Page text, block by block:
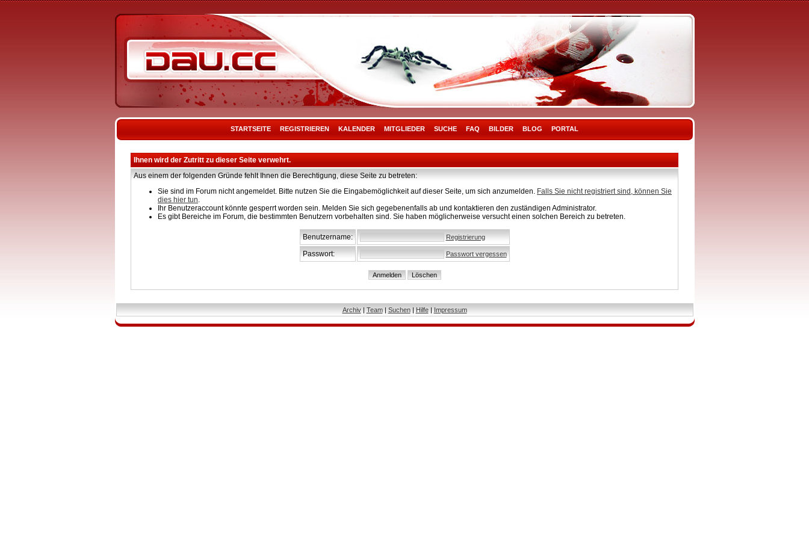
STARTSEITE REGISTRIEREN KALENDER MITGLIEDER SUCHE FAQ BILDER BLOG PORTAL
Ihnen wird der Zutritt zu dieser Seite verwehrt.
Aus einem der folgenden Gründe fehlt Ihnen die Berechtigung, diese Seite zu betreten:
Sie sind im Forum nicht angemeldet. Bitte nutzen Sie die Eingabemöglichkeit auf dieser Seite, um sich anzumelden. Falls Sie nicht registriert sind, können Sie
dies hier tun.
Ihr Benutzeraccount könnte gesperrt worden sein. Melden Sie sich gegebenenfalls ab und kontaktieren den zuständigen Administrator.
Es gibt Bereiche im Forum, die bestimmten Benutzern vorbehalten sind. Sie haben möglicherweise versucht einen solchen Bereich zu betreten.
Benutzername: Registrierung
Passwort: Passwort vergessen
Archiv| Team| Suchen| Hilfe| Impressum